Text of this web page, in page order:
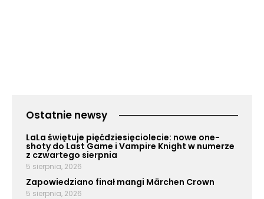
Ostatnie newsy
LaLa świętuje pięćdziesięciolecie: nowe one-
shoty do Last Game i Vampire Knight w numerze
z czwartego sierpnia
5 sierpnia, 2026
Zapowiedziano finał mangi Märchen Crown
5 sierpnia, 2026